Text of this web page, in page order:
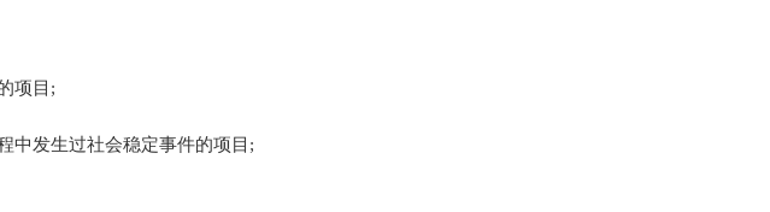
项目;
中发生过社会稳定事件的项目 ;